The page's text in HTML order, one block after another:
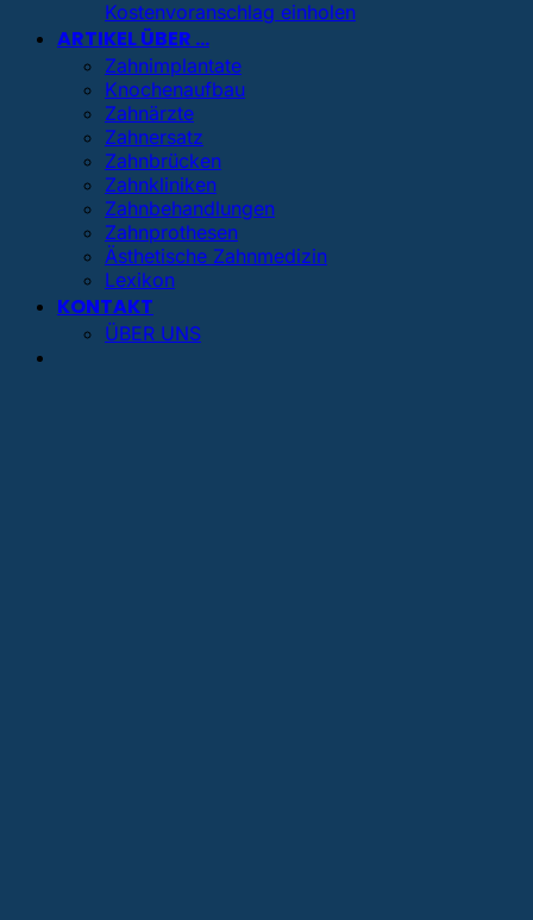
Kostenvoranschlag einholen
ARTIKEL ÜBER …
Zahnimplantate
Knochenaufbau
Zahnärzte
Zahnersatz
Zahnbrücken
Zahnkliniken
Zahnbehandlungen
Zahnprothesen
Ästhetische Zahnmedizin
Lexikon
KONTAKT
ÜBER UNS